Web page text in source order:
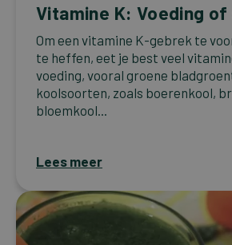
Vitamine K: Voeding
Om een vitamine K-gebrek te
te heffen, eet je best veel
voeding, vooral groene
koolsoorten, zoals boerenkool,
bloemkool...
Lees meer